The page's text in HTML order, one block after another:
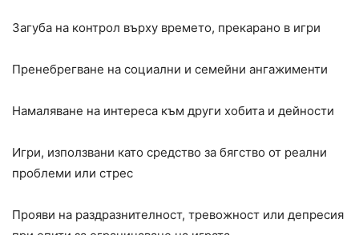
Загуба на контрол върху времето, прекарано в игри
Пренебрегване на социални и семейни ангажименти
Намаляване на интереса към други хобита и дейности
Игри, използвани като средство за бягство от реални
проблеми или стрес
Прояви на раздразнителност, тревожност или депресия